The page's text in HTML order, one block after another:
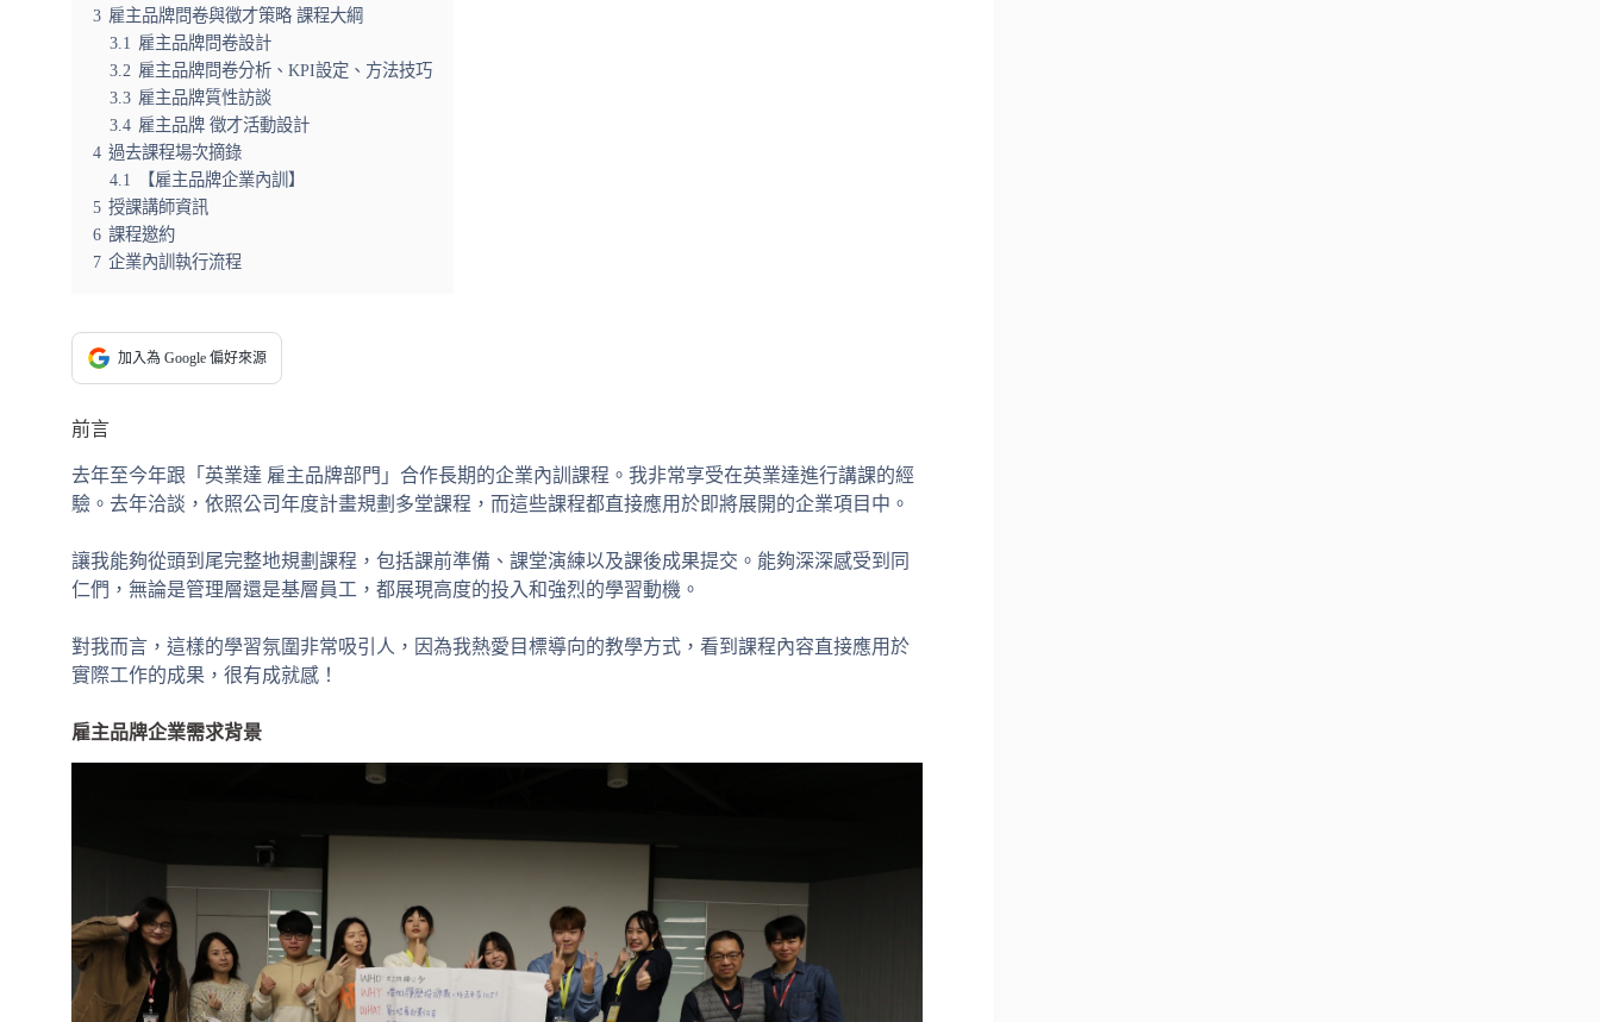
3 雇主品牌問卷與徵才策略 課程大綱
3.1 雇主品牌問卷設計
3.2 雇主品牌問卷分析、KPI設定、方法技巧
3.3 雇主品牌質性訪談
3.4 雇主品牌 徵才活動設計
4 過去課程場次摘錄
4.1
【雇主品牌企業內訓】
5 授課講師資訊
6 課程邀約
7 企業內訓執行流程
加入為 Google 偏好來源
前言
去年至今年跟「英業達 雇主品牌部門」合作長期的企業內訓課程。我非常享受在英業達進行講課的經
驗。去年洽談，依照公司年度計畫規劃多堂課程，而這些課程都直接應用於即將展開的企業項目中。
讓我能夠從頭到尾完整地規劃課程，包括課前準備、課堂演練以及課後成果提交。能夠深深感受到同
仁們，無論是管理層還是基層員工，都展現高度的投入和強烈的學習動機。
對我而言，這樣的學習氛圍非常吸引人，因為我熱愛目標導向的教學方式，看到課程內容直接應用於
實際工作的成果，很有成就感！
雇主品牌企業需求背景